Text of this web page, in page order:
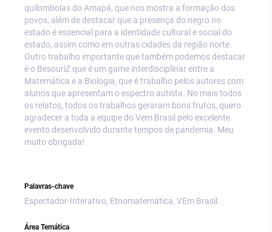
quilombolas do Amapá, que nos mostra a formação dos
povos, além de destacar que a presença do negro no
estado é essencial para a identidade cultural e social do
estado, assim como em outras cidades da região norte.
Outro trabalho importante que também podemos destacar
é o BesouriZ que é um game interdisciplinar entre a
Matemática e a Biologia, que é trabalho pelos autores com
alunos que apresentam o espectro autista. No mais todos
os relatos, todos os trabalhos geraram bons frutos, quero
agradecer a toda a equipe do Vem Brasil pelo excelente
evento desenvolvido durante tempos de pandemia. Meu
muito obrigada!
Palavras-chave
Espectador-Interativo, Etnomatemática, VEm Brasil.
Área Temática